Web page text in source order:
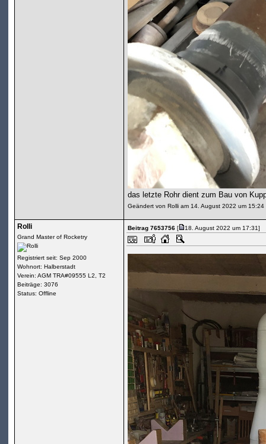
das letzte Rohr dient zum Bau von
Geändert von Rolli am 14. August 2022 um 15:24
Rolli
Grand Master of Rocketry
Registriert seit: Sep 2000
Wohnort: Halberstadt
Verein: AGM TRA#09555 L2, T2
Beiträge: 3076
Status: Offline
Beitrag 7653756[ 18. August 2022 um 17:31]